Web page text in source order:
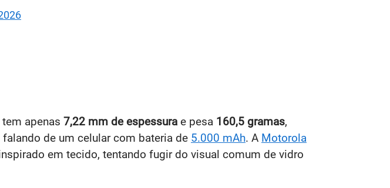
apenas 7,22 mm de espessura e pesa 160,5 gramas,
de um celular com bateria de 5.000 mAh. A Motorola
em tecido, tentando fugir do visual comum de vidro